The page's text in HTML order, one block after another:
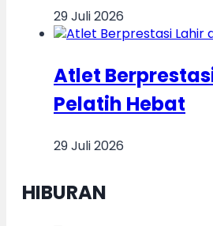
29 Juli 2026
Atlet
Pelatih Hebat
29 Juli 2026
HIBURAN